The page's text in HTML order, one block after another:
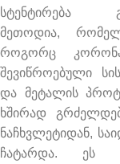
სტენტირება
მეთოდია,
როგორც
შევიწროებული
და მეტალის
ხშირად
ნაჩხვლეტიდან,
ჩატარდა. ეს